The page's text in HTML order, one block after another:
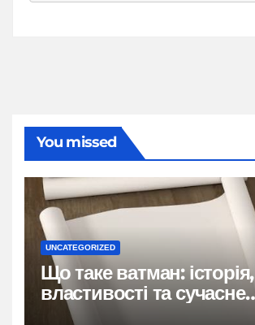
You missed
UNCATEGORIZED
Що таке ватман: історія,
властивості та сучасне
застосування